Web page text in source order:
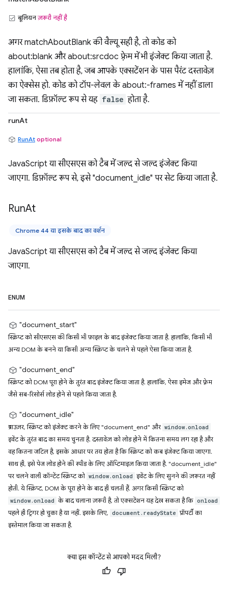
बूलियनज़रूरी नहीं है
अगर matchAboutBlank की वैल्यू सही है, तो कोड को
about:blank और about:srcdoc फ़्रेम में भी इंजेक्ट किया जाता है.
हालांकि, ऐसा तब होता है, जब आपके एक्सटेंशन के पास पैरंट दस्तावेज़
का ऐक्सेस हो. कोड को टॉप-लेवल के about:-frames में नहीं डाला
जा सकता. डिफ़ॉल्ट रूप से यह false होता है.
runAt
RunAt optional
JavaScript या सीएसएस को टैब में जल्द से जल्द इंजेक्ट किया
जाएगा. डिफ़ॉल्ट रूप से, इसे "document_idle" पर सेट किया जाता है.
RunAt
Chrome 44 या इसके बाद का वर्शन
JavaScript या सीएसएस को टैब में जल्द से जल्द इंजेक्ट किया
जाएगा.
ENUM
"document_start"
स्क्रिप्ट को सीएसएस की किसी भी फ़ाइल के बाद इंजेक्ट किया जाता है. हालांकि, किसी भी
अन्य DOM के बनने या किसी अन्य स्क्रिप्ट के चलने से पहले ऐसा किया जाता है.
"document_end"
स्क्रिप्ट को DOM पूरा होने के तुरंत बाद इंजेक्ट किया जाता है. हालांकि, ऐसा इमेज और फ़्रेम
जैसे सब-रिसोर्स लोड होने से पहले किया जाता है.
"document_idle"
ब्राउज़र, स्क्रिप्ट को इंजेक्ट करने के लिए "document_end" और window.onload
इवेंट के तुरंत बाद का समय चुनता है. दस्तावेज़ को लोड होने में कितना समय लग रहा है और
वह कितना जटिल है, इसके आधार पर तय होता है कि स्क्रिप्ट को कब इंजेक्ट किया जाएगा.
साथ ही, इसे पेज लोड होने की स्पीड के लिए ऑप्टिमाइज़ किया जाता है. "document_idle"
पर चलने वाली कॉन्टेंट स्क्रिप्ट को window.onload इवेंट के लिए सुनने की ज़रूरत नहीं
होती. ये स्क्रिप्ट, DOM के पूरा होने के बाद ही चलती हैं. अगर किसी स्क्रिप्ट को
window.onload के बाद चलाना ज़रूरी है, तो एक्सटेंशन यह देख सकता है कि onload
पहले ही ट्रिगर हो चुका है या नहीं. इसके लिए, document.readyState प्रॉपर्टी का
इस्तेमाल किया जा सकता है.
क्या इस कॉन्टेंट से आपको मदद मिली?